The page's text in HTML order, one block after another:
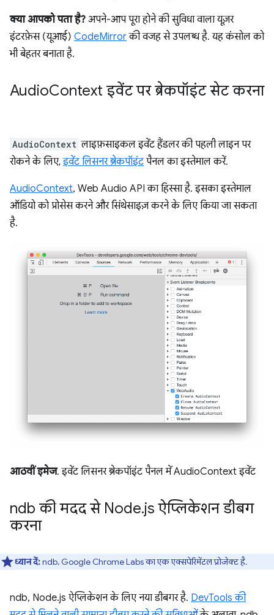
क्या आपको पता है? अपने-आप पूरा होने की सुविधा वाला यूज़र
इंटरफ़ेस (यूआई) CodeMirrorकी वजह से उपलब्ध है. यह कंसोल को
भी बेहतर बनाता है.
AudioContext इवेंट पर ब्रेकपॉइंट सेट करना
AudioContext लाइफ़साइकल इवेंट हैंडलर की पहली लाइन पर
रोकने के लिए,इवेंट लिसनर ब्रेकपॉइंटपैनल का इस्तेमाल करें.
AudioContext, Web Audio API का हिस्सा है. इसका इस्तेमाल
ऑडियो को प्रोसेस करने और सिंथेसाइज़ करने के लिए किया जा सकता
है.
आठवीं इमेज. इवेंट लिसनर ब्रेकपॉइंट पैनल में AudioContext इवेंट
ndb की मदद से Node.js ऐप्लिकेशन डीबग
करना
ध्यान दें:ndb, Google Chrome Labs का एक एक्सपेरिमेंटल प्रोजेक्ट है.
ndb, Node.js ऐप्लिकेशन के लिए नया डीबगर है. DevTools की